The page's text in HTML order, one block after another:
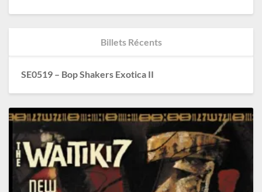
Billets Récents
SE0519 – Bop Shakers Exotica II